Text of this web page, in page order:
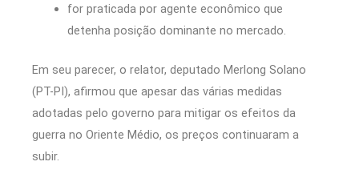
for praticada por agente econômico que
detenha posição dominante no mercado.
Em seu parecer, o relator, deputado Merlong Solano
(PT-PI), afirmou que apesar das várias medidas
adotadas pelo governo para mitigar os efeitos da
guerra no Oriente Médio, os preços continuaram a
subir.